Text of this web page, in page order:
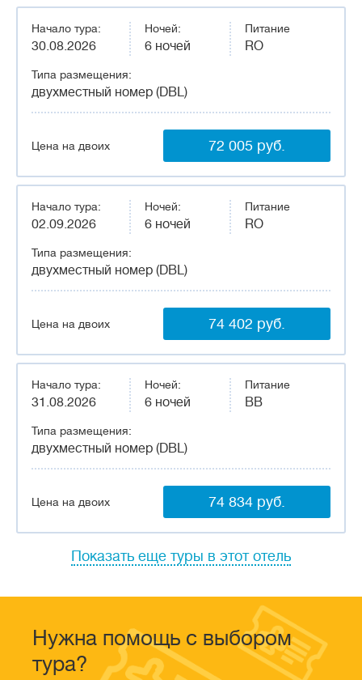
Начало тура:
30.08.2026
Типа размещения:
двухместный номер (DBL)
Ночей:
6 ночей
Питание
RO
Цена на двоих 72 005 руб.
Начало тура:
02.09.2026
Типа размещения:
двухместный номер (DBL)
Ночей:
6 ночей
Питание
RO
Цена на двоих 74 402 руб.
Начало тура:
31.08.2026
Типа размещения:
двухместный номер (DBL)
Ночей:
6 ночей
Питание
BB
Цена на двоих 74 834 руб.
Показать еще туры в этот отель
Нужна помощь с выбором
тура?